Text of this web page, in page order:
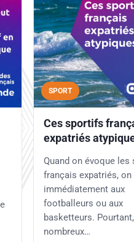
SPORT
Ces sportifs
expatriés
Quand on évoque les
français expatriés, on
immédiatement aux
footballeurs ou aux
basketteurs.
nombreux…